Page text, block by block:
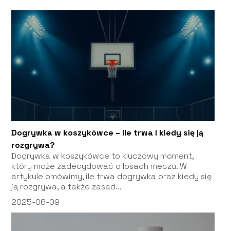
Dogrywka w koszykówce – ile trwa i kiedy się ją
rozgrywa?
Dogrywka w koszykówce to kluczowy moment,
który może zadecydować o losach meczu. W
artykule omówimy, ile trwa dogrywka oraz kiedy się
ją rozgrywa, a także zasad...
2025-06-09